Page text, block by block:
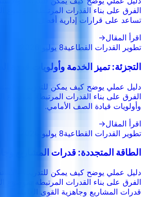
الفرق على بناء القدرات المرتبطة بموضوع
تساعد على قرارات إدارية أفضل.
اقرأ المقال→
تطوير القدرات القطاعية8 يوليو 2026
التجزئة: تميز الخدمة وأولويات قيادة
دليل عملي يوضح كيف يمكن للتدريب
الفرق على بناء القدرات المرتبطة بموضوع
وأولويات قيادة الصف الأمامي.
اقرأ المقال→
تطوير القدرات القطاعية8 يوليو 2026
الطاقة المتجددة: قدرات المشاريع
دليل عملي يوضح كيف يمكن للتدريب
الفرق على بناء القدرات المرتبطة بموضوع
قدرات المشاريع وجاهزية القوى العاملة.